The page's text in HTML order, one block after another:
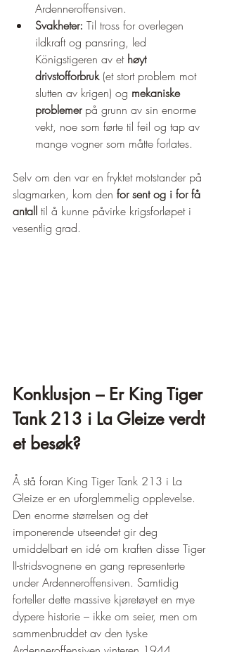
Ardenneroffensiven.
Svakheter: Til tross for overlegen
ildkraft og pansring, led
Königstigeren av et høyt
drivstofforbruk (et stort problem mot
slutten av krigen) og mekaniske
problemer på grunn av sin enorme
vekt, noe som førte til feil og tap av
mange vogner som måtte forlates.
Selv om den var en fryktet motstander på
slagmarken, kom den for sent og i for få
antall til å kunne påvirke krigsforløpet i
vesentlig grad.
Konklusjon – Er King Tiger
Tank 213 i La Gleize verdt
et besøk?
Å stå foran King Tiger Tank 213 i La
Gleize er en uforglemmelig opplevelse.
Den enorme størrelsen og det
imponerende utseendet gir deg
umiddelbart en idé om kraften disse Tiger
II-stridsvognene en gang representerte
under Ardenneroffensiven. Samtidig
forteller dette massive kjøretøyet en mye
dypere historie – ikke om seier, men om
sammenbruddet av den tyske